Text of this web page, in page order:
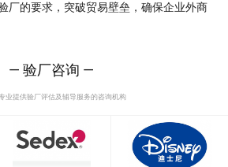
厂的要求，突破贸易壁垒，确保企业外商
— 验厂咨询 —
业提供验厂评估及辅导服务的咨询机构